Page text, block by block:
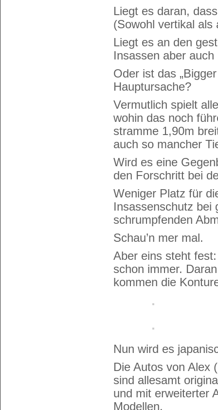
Liegt es daran,
(Sowohl vertikal als
Liegt es an den
Insassen aber
Oder ist das
Hauptursache?
Vermutlich spielt
wohin das noch
stramme 1,90m
auch so mancher
Wird es eine
den Forschritt bei
Weniger Platz für
Insassenschutz bei
schrumpfenden
Schau’n mer mal.
Aber eins steht
schon immer.
kommen die
Nun wird es
Die Autos von Alex
sind allesamt
und mit erweiterter
Modellen.